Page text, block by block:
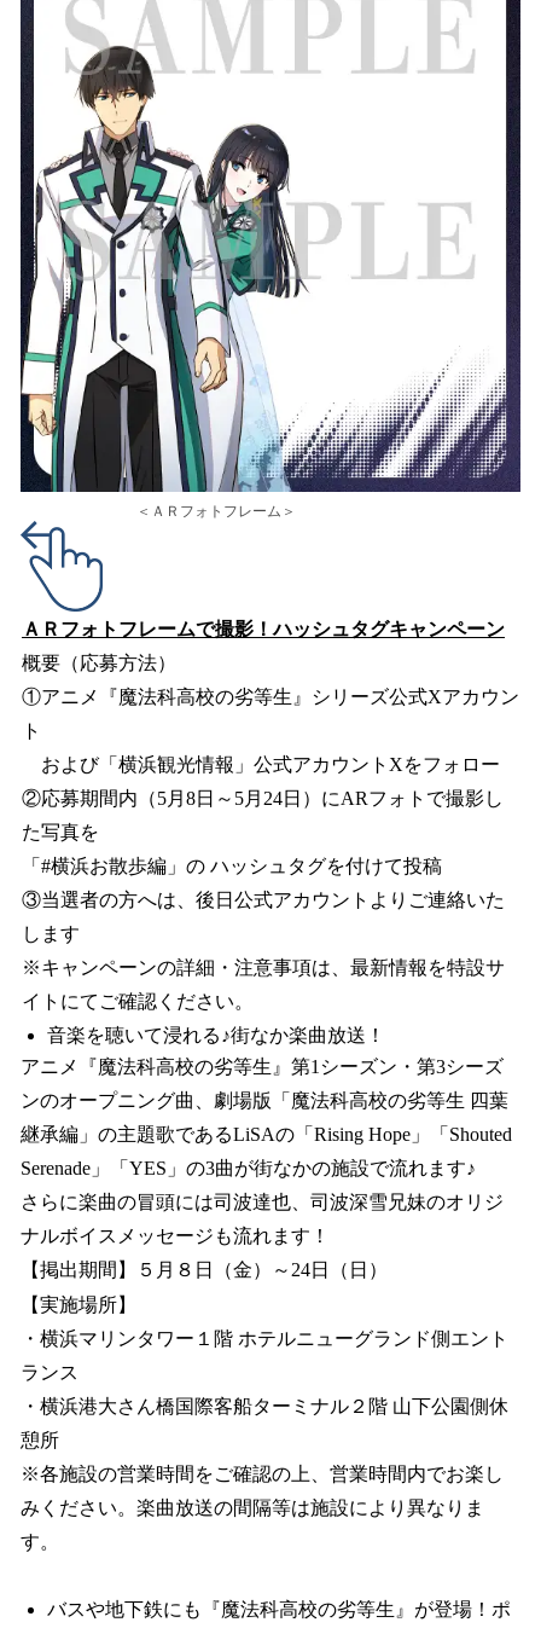
＜ＡＲフォトフレーム＞
ＡＲフォトフレームで撮影！ハッシュタグキャンペーン
概要（応募方法）
①アニメ『魔法科高校の劣等生』シリーズ公式Xアカウン
ト
および「横浜観光情報」公式アカウントXをフォロー
②応募期間内（5月8日～5月24日）にARフォトで撮影し
た写真を
「#横浜お散歩編」の ハッシュタグを付けて投稿
③当選者の方へは、後日公式アカウントよりご連絡いた
します
※キャンペーンの詳細・注意事項は、最新情報を特設サ
イトにてご確認ください。
音楽を聴いて浸れる♪街なか楽曲放送！
アニメ『魔法科高校の劣等生』第1シーズン・第3シーズ
ンのオープニング曲、劇場版「魔法科高校の劣等生 四葉
継承編」の主題歌であるLiSAの「Rising Hope」「Shouted
Serenade」「YES」の3曲が街なかの施設で流れます♪
さらに楽曲の冒頭には司波達也、司波深雪兄妹のオリジ
ナルボイスメッセージも流れます！
【掲出期間】５月８日（金）～24日（日）
【実施場所】
・横浜マリンタワー１階 ホテルニューグランド側エント
ランス
・横浜港大さん橋国際客船ターミナル２階 ⼭下公園側休
憩所
※各施設の営業時間をご確認の上、営業時間内でお楽し
みください。楽曲放送の間隔等は施設により異なりま
す。
バスや地下鉄にも『魔法科高校の劣等生』が登場！ポ